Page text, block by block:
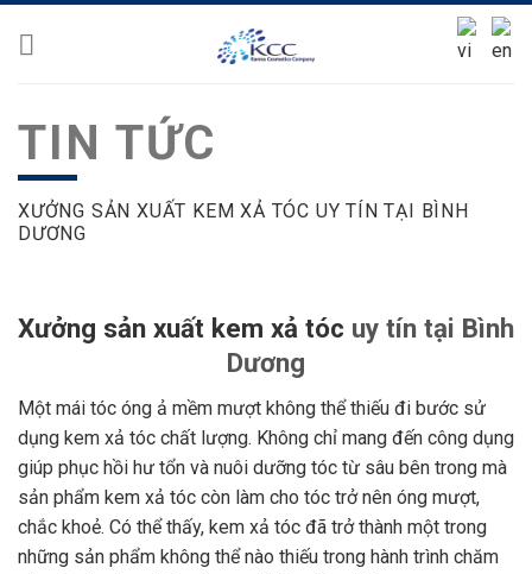
TIN TỨC
XƯỞNG SẢN XUẤT KEM XẢ TÓC UY TÍN TẠI BÌNH
DƯƠNG
Xưởng sản xuất kem xả tóc uy tín tại Bình
Dương
Một mái tóc óng ả mềm mượt không thể thiếu đi bước sử
dụng kem xả tóc chất lượng. Không chỉ mang đến công dụng
giúp phục hồi hư tổn và nuôi dưỡng tóc từ sâu bên trong mà
sản phẩm kem xả tóc còn làm cho tóc trở nên óng mượt,
chắc khoẻ. Có thể thấy, kem xả tóc đã trở thành một trong
những sản phẩm không thể nào thiếu trong hành trình chăm